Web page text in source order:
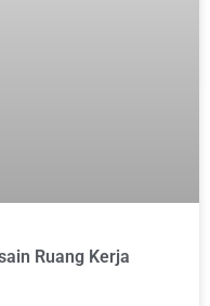
Ruang Kerja